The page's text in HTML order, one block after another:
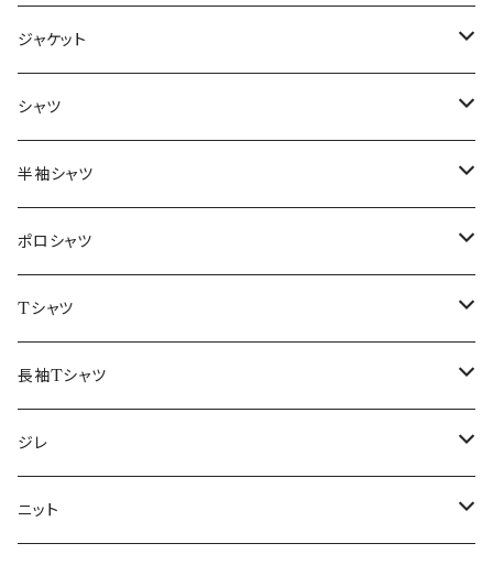
ジャケット
～44/S
46/M
48/L
50/XL～
シャツ
～44/S
46/M
48/L
50/XL～
半袖シャツ
～44/S
46/M
48/L
50/XL～
ポロシャツ
～44/S
46/M
48/L
50/XL～
Tシャツ
～44/S
46/M
48/L
長袖Tシャツ
～44/S
46/M
ジレ
～44/S
ニット